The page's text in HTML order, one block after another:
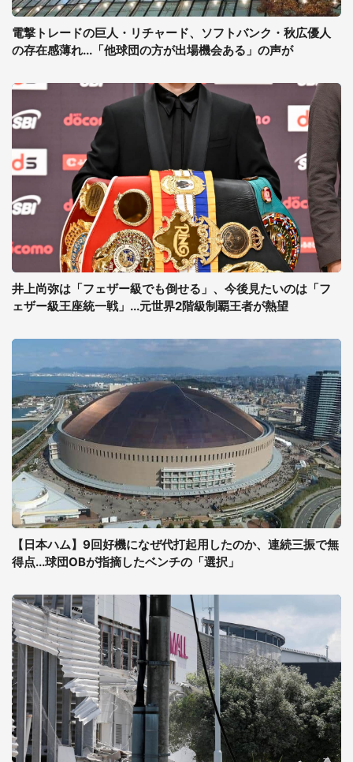
電撃トレードの巨人・リチャード、ソフトバンク・秋広優人
の存在感薄れ...「他球団の方が出場機会ある」の声が
井上尚弥は「フェザー級でも倒せる」、今後見たいのは「フ
ェザー級王座統一戦」...元世界2階級制覇王者が熱望
【日本ハム】9回好機になぜ代打起用したのか、連続三振で無
得点...球団OBが指摘したベンチの「選択」